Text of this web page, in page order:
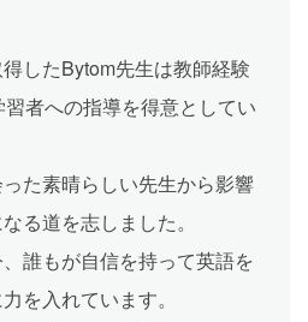
したBytom先生は教師経験
者への指導を得意としてい
た素晴らしい先生から影響
る道を志しました。
誰もが自信を持って英語を
を入れています。